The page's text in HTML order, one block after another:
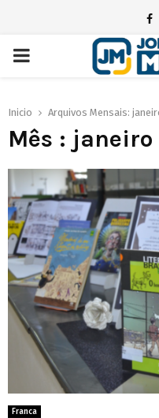
PRIMARY
Inicio Arquivos Mensais:
Mês :
Franca